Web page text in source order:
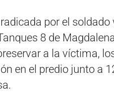
por el soldado
8 de
a la víctima,
en el predio junto a